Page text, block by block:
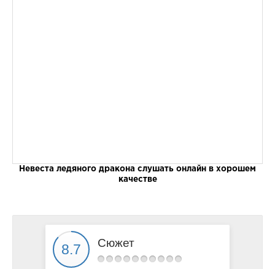
Невеста ледяного дракона слушать онлайн в хорошем
качестве
Сюжет